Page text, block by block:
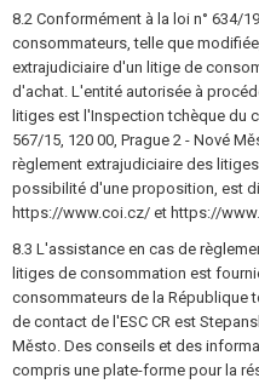
8.2 Conformément à la loi n° 634/
consommateurs, telle que
extrajudiciaire d'un litige de
d'achat. L'entité autorisée à
litiges est l'Inspection tchèque du
567/15, 120 00, Prague 2 - Nové
règlement extrajudiciaire des
possibilité d'une proposition, est
https://www.coi.cz/ et https://
8.3 L'assistance en cas de
litiges de consommation est
consommateurs de la République
de contact de l'ESC CR est
Město. Des conseils et des
compris une plate-forme pour la